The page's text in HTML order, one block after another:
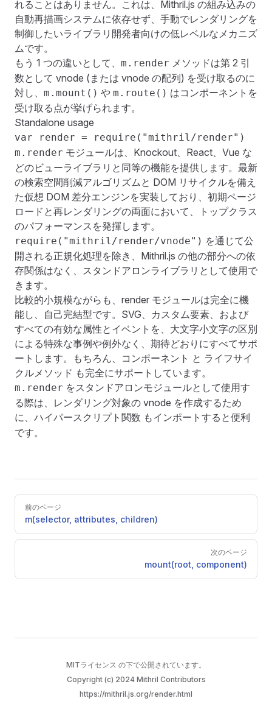
れることはありません。これは、Mithril.js の組み込みの
自動再描画システムに依存せず、手動でレンダリングを
制御したいライブラリ開発者向けの低レベルなメカニズ
ムです。
もう 1 つの違いとして、 m.render メソッドは第 2 引
数として vnode (または vnode の配列) を受け取るのに
対し、 m.mount() や m.route() はコンポーネントを
受け取る点が挙げられます。
Standalone usage
var render = require("mithril/render")
m.render モジュールは、Knockout、React、Vue な
どのビューライブラリと同等の機能を提供します。最新
の検索空間削減アルゴリズムと DOM リサイクルを備え
た仮想 DOM 差分エンジンを実装しており、初期ページ
ロードと再レンダリングの両面において、トップクラス
のパフォーマンスを発揮します。
require("mithril/render/vnode") を通じて公
開される正規化処理を除き、Mithril.js の他の部分への依
存関係はなく、スタンドアロンライブラリとして使用で
きます。
比較的小規模ながらも、render モジュールは完全に機
能し、自己完結型です。SVG、カスタム要素、および
すべての有効な属性とイベントを、大文字小文字の区別
による特殊な事例や例外なく、期待どおりにすべてサポ
ートします。もちろん、 コンポーネント と ライフサイ
クルメソッド も完全にサポートしています。
m.render をスタンドアロンモジュールとして使用す
る際は、レンダリング対象の vnode を作成するため
に、 ハイパースクリプト関数 もインポートすると便利
です。
Pager
前のページ
m(selector, attributes, children)
次のページ
mount(root, component)
MITライセンス の下で公開されています。
Copyright (c) 2024 Mithril Contributors
https://mithril.js.org/render.html